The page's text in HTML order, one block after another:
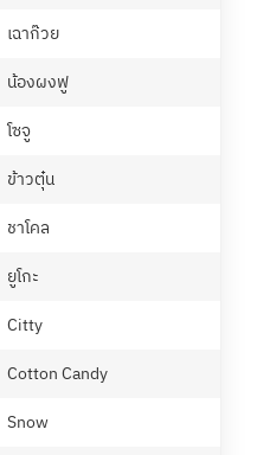
เฉาก๊วย
น้องผงฟู
โซจู
ข้าวตุ๋น
ชาโคล
ยูโกะ
Citty
Cotton Candy
Snow